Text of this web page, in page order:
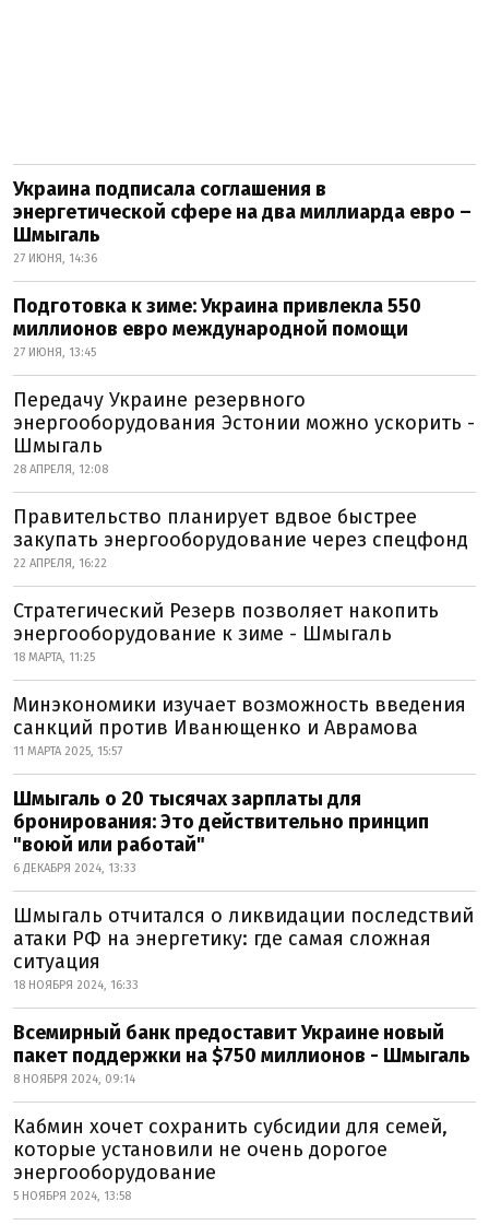
Украина подписала соглашения в
энергетической сфере на два миллиарда евро –
Шмыгаль
27 ИЮНЯ, 14:36
Подготовка к зиме: Украина привлекла 550
миллионов евро международной помощи
27 ИЮНЯ, 13:45
Передачу Украине резервного
энергооборудования Эстонии можно ускорить -
Шмыгаль
28 АПРЕЛЯ, 12:08
Правительство планирует вдвое быстрее
закупать энергооборудование через спецфонд
22 АПРЕЛЯ, 16:22
Стратегический Резерв позволяет накопить
энергооборудование к зиме - Шмыгаль
18 МАРТА, 11:25
Минэкономики изучает возможность введения
санкций против Иванющенко и Аврамова
11 МАРТА 2025, 15:57
Шмыгаль о 20 тысячах зарплаты для
бронирования: Это действительно принцип
"воюй или работай"
6 ДЕКАБРЯ 2024, 13:33
Шмыгаль отчитался о ликвидации последствий
атаки РФ на энергетику: где самая сложная
ситуация
18 НОЯБРЯ 2024, 16:33
Всемирный банк предоставит Украине новый
пакет поддержки на $750 миллионов - Шмыгаль
8 НОЯБРЯ 2024, 09:14
Кабмин хочет сохранить субсидии для семей,
которые установили не очень дорогое
энергооборудование
5 НОЯБРЯ 2024, 13:58